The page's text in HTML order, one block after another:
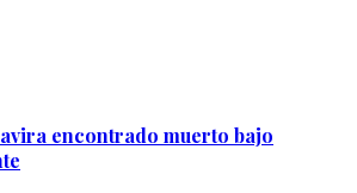
encontrado muerto bajo